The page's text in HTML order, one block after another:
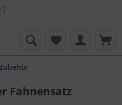
Fahnensatz